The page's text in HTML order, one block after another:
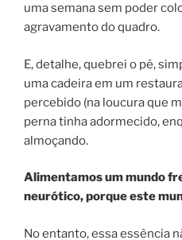
uma semana sem poder
agravamento do quadro.
E, detalhe, quebrei o pé,
uma cadeira em um
percebido (na loucura que
perna tinha adormecido,
almoçando.
Alimentamos um mundo
neurótico, porque este
No entanto, essa essência